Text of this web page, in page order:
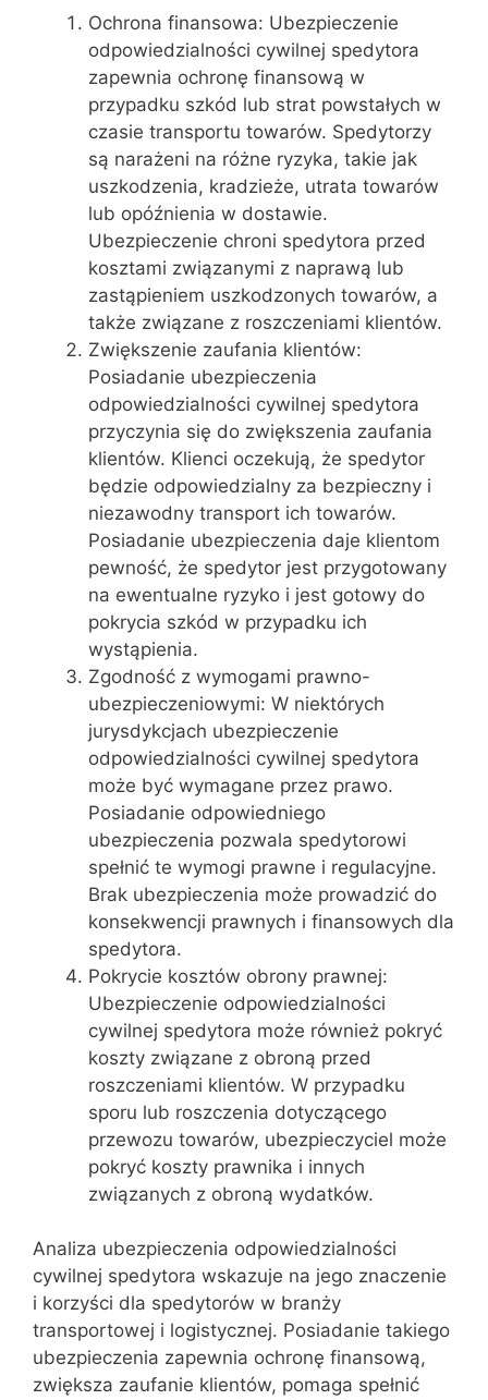
Ochrona finansowa: Ubezpieczenie
odpowiedzialności cywilnej spedytora
zapewnia ochronę finansową w
przypadku szkód lub strat powstałych w
czasie transportu towarów. Spedytorzy
są narażeni na różne ryzyka, takie jak
uszkodzenia, kradzieże, utrata towarów
lub opóźnienia w dostawie.
Ubezpieczenie chroni spedytora przed
kosztami związanymi z naprawą lub
zastąpieniem uszkodzonych towarów, a
także związane z roszczeniami klientów.
Zwiększenie zaufania klientów:
Posiadanie ubezpieczenia
odpowiedzialności cywilnej spedytora
przyczynia się do zwiększenia zaufania
klientów. Klienci oczekują, że spedytor
będzie odpowiedzialny za bezpieczny i
niezawodny transport ich towarów.
Posiadanie ubezpieczenia daje klientom
pewność, że spedytor jest przygotowany
na ewentualne ryzyko i jest gotowy do
pokrycia szkód w przypadku ich
wystąpienia.
Zgodność z wymogami prawno-
ubezpieczeniowymi: W niektórych
jurysdykcjach ubezpieczenie
odpowiedzialności cywilnej spedytora
może być wymagane przez prawo.
Posiadanie odpowiedniego
ubezpieczenia pozwala spedytorowi
spełnić te wymogi prawne i regulacyjne.
Brak ubezpieczenia może prowadzić do
konsekwencji prawnych i finansowych dla
spedytora.
Pokrycie kosztów obrony prawnej:
Ubezpieczenie odpowiedzialności
cywilnej spedytora może również pokryć
koszty związane z obroną przed
roszczeniami klientów. W przypadku
sporu lub roszczenia dotyczącego
przewozu towarów, ubezpieczyciel może
pokryć koszty prawnika i innych
związanych z obroną wydatków.
Analiza ubezpieczenia odpowiedzialności
cywilnej spedytora wskazuje na jego znaczenie
i korzyści dla spedytorów w branży
transportowej i logistycznej. Posiadanie takiego
ubezpieczenia zapewnia ochronę finansową,
zwiększa zaufanie klientów, pomaga spełnić